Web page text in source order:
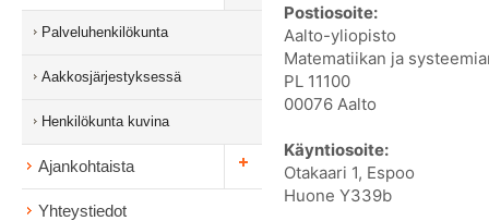
Palveluhenkilökunta
Aakkosjärjestyksessä
Henkilökunta kuvina
Ajankohtaista
Yhteystiedot
Postiosoite:
Aalto-yliopisto
Matematiikan ja
PL 11100
00076 Aalto
Käyntiosoite:
Otakaari 1, Espoo
Huone Y339b